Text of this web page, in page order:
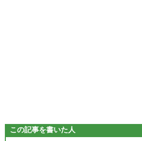
この記事を書いた人